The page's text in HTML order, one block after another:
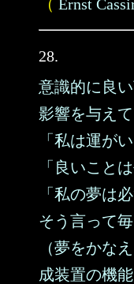
（ Ernst
28.
意識的に良
影響を与え
「私は運がい
「良いこと
「私の夢は
そう言って
（夢をかな
成装置の機